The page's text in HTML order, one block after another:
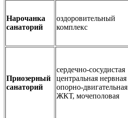
Нарочанка
санаторий
оздоровительный
комплекс
Приозерный
санаторий
сердечно-сосудистая
центральная нервная
опорно-двигательная
ЖКТ, мочеполовая